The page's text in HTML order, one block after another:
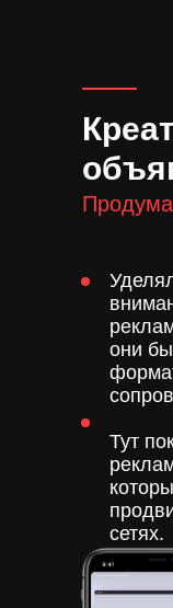
они
Тут
сетях.